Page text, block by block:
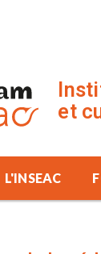
et
L'INSEAC